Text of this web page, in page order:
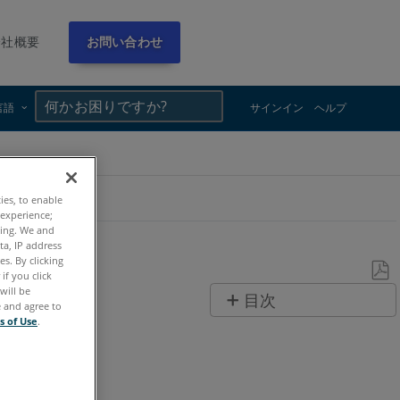
概要 お問い合わせ
語 サインイン ヘルプ
ド
と
目次
to enable
We and
IP address
By clicking
if you click
be
and agree to
of Use.